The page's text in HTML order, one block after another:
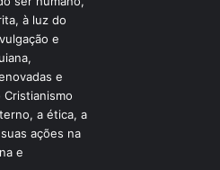
à luz do
e
e
a ética, a
ações na
e